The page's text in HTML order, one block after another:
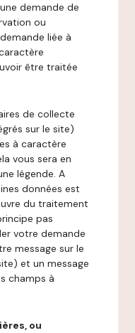
demande de
ou
liée à
être traitée
de collecte
sur le site)
à caractère
vous sera en
légende. A
données est
du traitement
pas
votre demande
message sur le
et un message
champs à
ou